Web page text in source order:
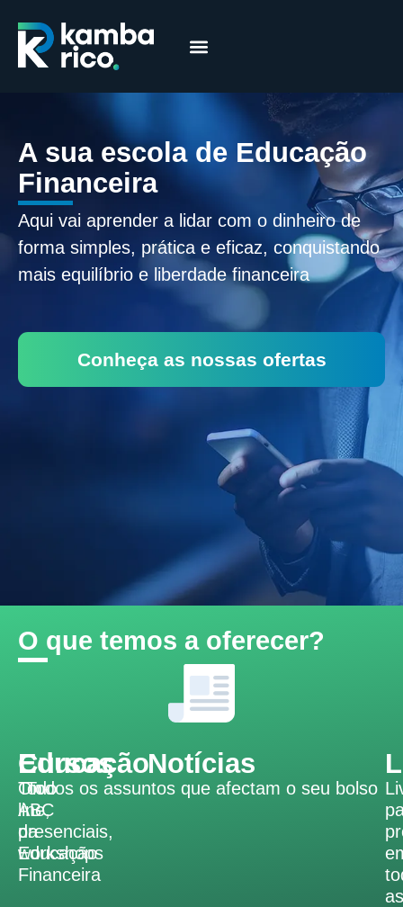
A sua escola de Educação
Financeira
Aqui vai aprender a lidar com o dinheiro de
forma simples, prática e eficaz, conquistando
mais equilíbrio e liberdade financeira
Conheça as nossas ofertas
O que temos a oferecer?
Educação
Todo
ABC
da
Educação
Financeira
Cursos
On-
line,
presenciais,
workshops
Notícias
Todos os assuntos que afectam o seu bolso
as